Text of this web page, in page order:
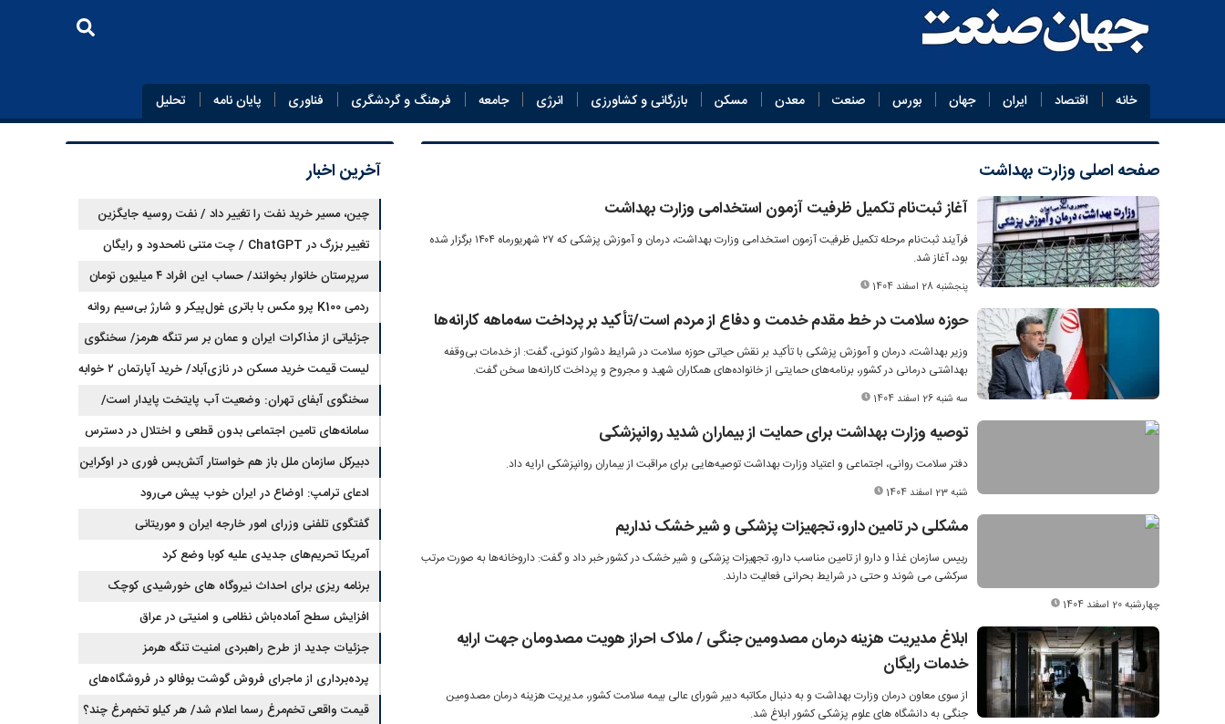
خانه اقتصاد ایران جهان بورس صنعت معدن مسکن بازرگانی و کشاورزی انرژی جامعه فرهنگ و گردشگری فناوری پایان‌ نامه تحلیل
صفحه اصلی وزارت بهداشت
آغاز ثبت‌نام تکمیل ظرفیت آزمون استخدامی وزارت بهداشت
فرآیند ثبت‌نام مرحله تکمیل ظرفیت آزمون استخدامی وزارت بهداشت، درمان و آموزش پزشکی که ۲۷ شهریورماه ۱۴۰۴ برگزار شده
بود، آغاز شد.
پنجشنبه 28 اسفند 1404
حوزه سلامت در خط مقدم خدمت و دفاع از مردم است/تأکید بر پرداخت سه‌ماهه کارانه‌ها
وزیر بهداشت، درمان و آموزش پزشکی با تأکید بر نقش حیاتی حوزه سلامت در شرایط دشوار کنونی، گفت: از خدمات بی‌وقفه
بهداشتی درمانی در کشور، برنامه‌های حمایتی از خانواده‌های همکاران شهید و مجروح و پرداخت کارانه‌ها سخن گفت.
سه شنبه 26 اسفند 1404
توصیه وزارت بهداشت برای حمایت از بیماران شدید روانپزشکی
دفتر سلامت روانی، اجتماعی و اعتیاد وزارت بهداشت توصیه‌هایی برای مراقبت از بیماران روانپزشکی ارایه داد.
شنبه 23 اسفند 1404
مشکلی در تامین دارو، تجهیزات پزشکی و شیر خشک نداریم
رییس سازمان غذا و دارو از تامین مناسب دارو، تجهیزات پزشکی و شیر خشک در کشور خبر داد و گفت: داروخانه‌ها به صورت مرتب
سرکشی می شوند و حتی در شرایط بحرانی فعالیت دارند.
چهارشنبه 20 اسفند 1404
ابلاغ مدیریت هزینه درمان مصدومین جنگی / ملاک احراز هویت مصدومان جهت ارایه
خدمات رایگان
از سوی معاون درمان وزارت بهداشت و به دنبال مکاتبه دبیر شورای عالی بیمه سلامت کشور، مدیریت هزینه درمان مصدومین
جنگی به دانشگاه های علوم پزشکی کشور ابلاغ شد.
آخرین اخبار
چین، مسیر خرید نفت را تغییر داد / نفت روسیه جایگزین
نفت عربستان شد
تغییر بزرگ در ChatGPT / چت متنی نامحدود و رایگان
سرپرستان خانوار بخوانند/ حساب این افراد ۴ میلیون تومان
شارژ شد
ردمی K100 پرو مکس با باتری غول‌پیکر و شارژ بی‌سیم روانه
بازار می‌شود
جزئیاتی از مذاکرات ایران و عمان بر سر تنگه هرمز/ سخنگوی
هیات رئیسه مجلس: بیانیه‌ای شامل تصحیح مسیر تردد دریایی
در تنگه، در آستانه نهایی شدن است
لیست قیمت خرید مسکن در نازی‌آباد/ خرید آپارتمان ۲ خوابه
در این منطقه چقدر سرمایه نیاز دارد؟ + جدول مردادماه ۱۴۰۵
سخنگوی آبفای تهران: وضعیت آب پایتخت پایدار است/
جیره‌بندی نداریم
سامانه‌های تامین اجتماعی بدون قطعی و اختلال در دسترس
است
دبیرکل سازمان ملل باز هم خواستار آتش‌بس فوری در اوکراین
شدادعای ترامپ: اوضاع در ایران خوب پیش می‌رود
گفتگوی تلفنی وزرای امور خارجه ایران و موریتانی
آمریکا تحریم‌های جدیدی علیه کوبا وضع کرد
برنامه ریزی برای احداث نیروگاه های خورشیدی کوچک
مقیاس یا شناور روی آب در مازندران
افزایش سطح آماده‌باش نظامی و امنیتی در عراق
جزئیات جدید از طرح راهبردی امنیت تنگه هرمز
پرده‌برداری از ماجرای فروش گوشت بوفالو در فروشگاه‌های
کشور/ گوشت بوفالو از کجا وارد می‌شود؟/ هر کیلو بوفالو با چه
قیمت واقعی تخم‌مرغ رسما اعلام شد/ هر کیلو تخم‌مرغ چند؟